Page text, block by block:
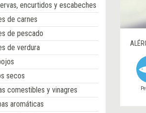
encurtidos y escabeches
de carnes
de pescado
de verdura
secos
comestibles y vinagres
aromáticas